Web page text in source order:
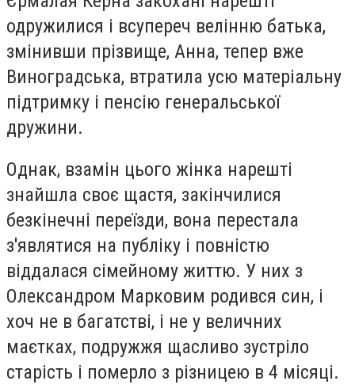
одружилися і всупереч велінню батька,
змінивши прізвище, Анна, тепер вже
Виноградська, втратила усю матеріальну
підтримку і пенсію генеральської
дружини.
Однак, взамін цього жінка нарешті
знайшла своє щастя, закінчилися
безкінечні переїзди, вона перестала
з'являтися на публіку і повністю
віддалася сімейному життю. У них з
Олександром Марковим родився син, і
хоч не в багатстві, і не у величних
маєтках, подружжя щасливо зустріло
старість і померло з різницею в 4 місяці.